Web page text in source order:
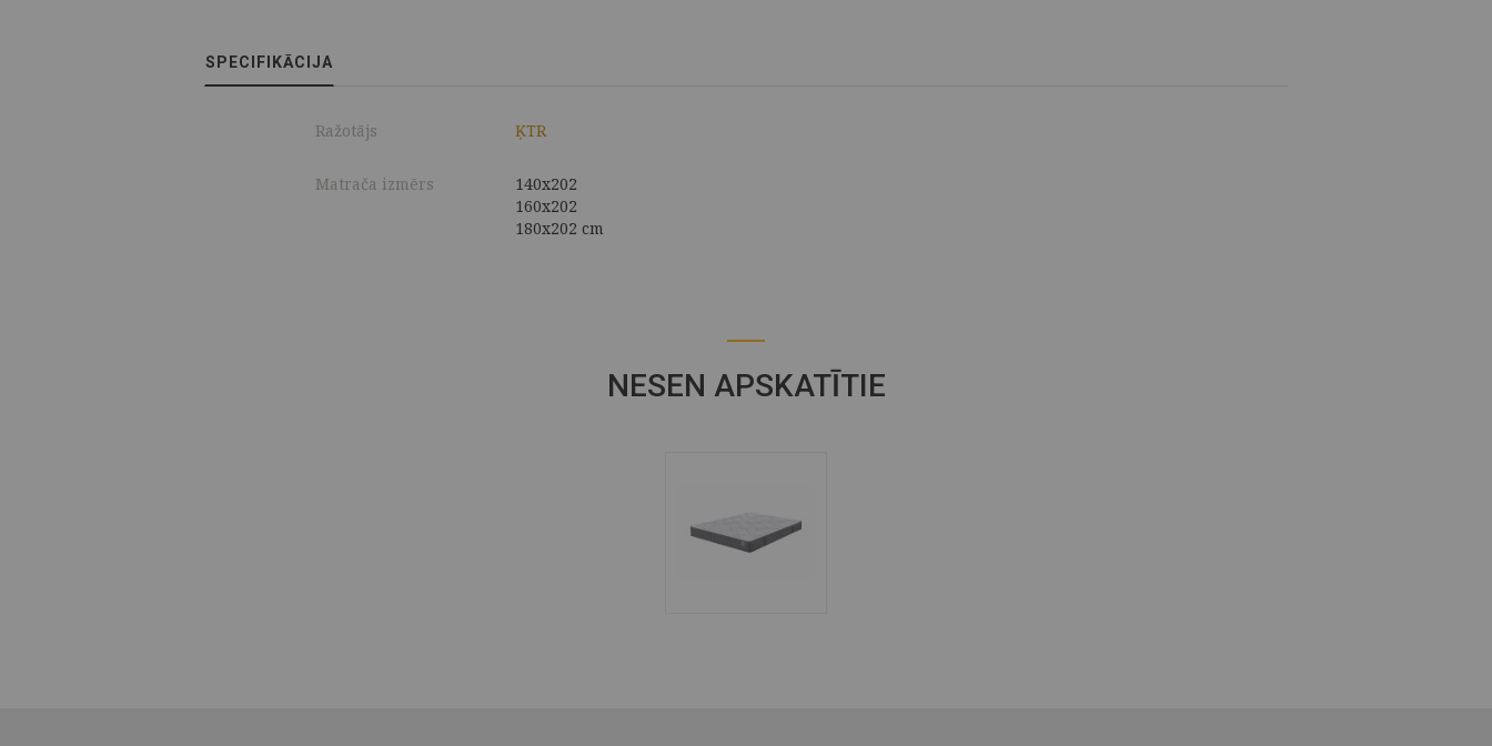
SPECIFIKĀCIJA
Ražotājs ĶTR
Matrača izmērs
140x202
160x202
180x202 cm
NESEN APSKATĪTIE